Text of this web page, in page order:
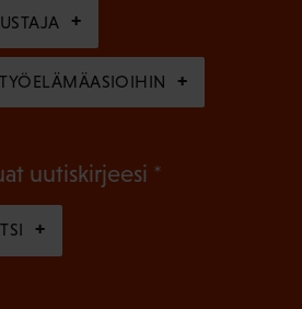
n
)
uutiskirjeesi